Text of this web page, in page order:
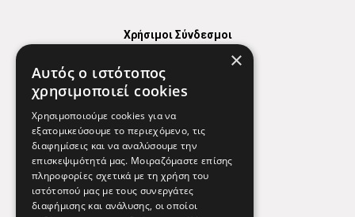
Χρήσιμοι Σύνδεσμοι
Χρήσιμα Τηλέφωνα
Εφημερεύοντα Φαρμακεία
Απόρρητο
Όροι Χρήσης
×
Αυτός ο ιστότοπος
χρησιμοποιεί cookies
Χρησιμοποιούμε cookies για να
εξατομικεύσουμε το περιεχόμενο, τις
διαφημίσεις και να αναλύσουμε την
επισκεψιμότητά μας. Μοιραζόμαστε επίσης
πληροφορίες σχετικά με τη χρήση του
ιστότοπού μας με τους συνεργάτες
διαφήμισης και ανάλυσης, οι οποίοι